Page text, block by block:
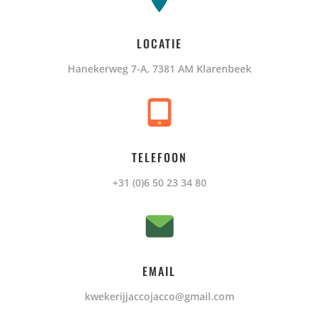
LOCATIE
Hanekerweg 7-A, 7381 AM Klarenbeek
TELEFOON
+31 (0)6 50 23 34 80
EMAIL
kwekerijjaccojacco@gmail.com